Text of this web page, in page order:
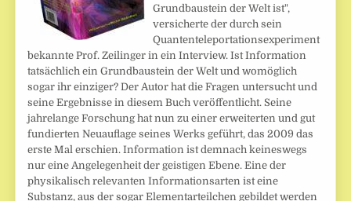
Grundbaustein der Welt ist",
versicherte der durch sein
Quantenteleportationsexperiment
bekannte Prof. Zeilinger in ein Interview. Ist Information
tatsächlich ein Grundbaustein der Welt und womöglich
sogar ihr einziger? Der Autor hat die Fragen untersucht und
seine Ergebnisse in diesem Buch veröffentlicht. Seine
jahrelange Forschung hat nun zu einer erweiterten und gut
fundierten Neuauflage seines Werks geführt, das 2009 das
erste Mal erschien. Information ist demnach keineswegs
nur eine Angelegenheit der geistigen Ebene. Eine der
physikalisch relevanten Informationsarten ist eine
Substanz, aus der sogar Elementarteilchen gebildet werden